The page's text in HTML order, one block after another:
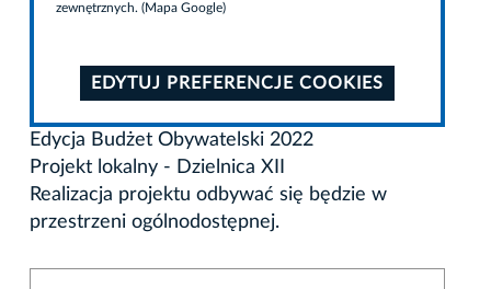
zewnętrznych. (Mapa Google)
EDYTUJ PREFERENCJE COOKIES
Edycja Budżet Obywatelski 2022
Projekt lokalny - Dzielnica XII
Realizacja projektu odbywać się będzie w
przestrzeni ogólnodostępnej.